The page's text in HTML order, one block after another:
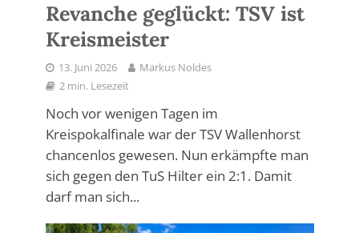
Revanche geglückt: TSV ist
Kreismeister
13. Juni 2026
Markus Noldes
2 min. Lesezeit
Noch vor wenigen Tagen im
Kreispokalfinale war der TSV Wallenhorst
chancenlos gewesen. Nun erkämpfte man
sich gegen den TuS Hilter ein 2:1. Damit
darf man sich...